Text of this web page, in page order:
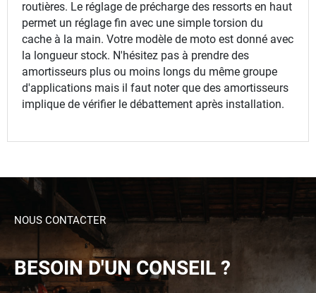
routières. Le réglage de précharge des ressorts en haut
permet un réglage fin avec une simple torsion du
cache à la main. Votre modèle de moto est donné avec
la longueur stock. N'hésitez pas à prendre des
amortisseurs plus ou moins longs du même groupe
d'applications mais il faut noter que des amortisseurs
implique de vérifier le débattement après installation.
NOUS CONTACTER
BESOIN D'UN CONSEIL ?